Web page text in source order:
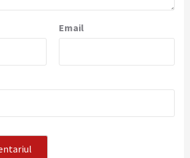
Email